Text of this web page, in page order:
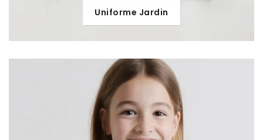
Uniforme Jardin